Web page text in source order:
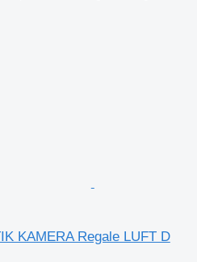
KAMERA Regale LUFT D